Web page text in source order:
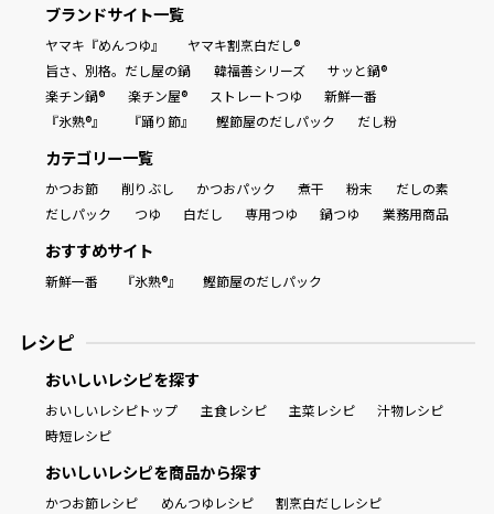
だしパック
ブランドサイト一覧
ヤマキ『めんつゆ』
ヤマキ割烹白だし®
旨さ、別格。だし屋の鍋
韓福善シリーズ
サッと鍋®
楽チン鍋®
楽チン屋® ストレートつゆ
新鮮一番
『氷熟®』
『踊り節』 鰹節屋のだしパック だし粉
カテゴリー一覧
かつお節 削りぶし かつおパック 煮干 粉末
だしの素
だしパック
つゆ 白だし 専用つゆ 鍋つゆ 業務用商品
おすすめサイト
新鮮一番 『氷熟®』 鰹節屋のだしパック
レシピ
おいしいレシピを探す
おいしいレシピトップ 主食レシピ 主菜レシピ
汁物レシピ
時短レシピ
おいしいレシピを商品から探す
かつお節レシピ めんつゆレシピ 割烹白だしレシピ